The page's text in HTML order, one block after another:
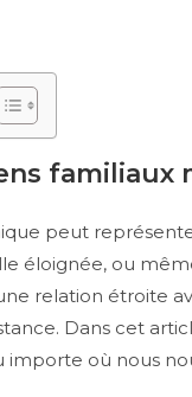
familiaux
peut
éloignée, ou
relation étroite
Dans cet
importe où nous